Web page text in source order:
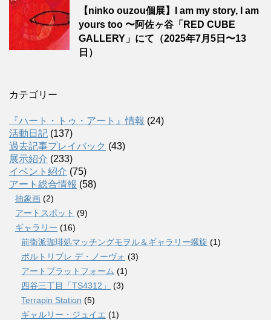
【ninko ouzou個展】I am my story, I am
yours too 〜阿佐ヶ谷「RED CUBE
GALLERY」にて（2025年7月5日〜13
日）
カテゴリー
『ハート・トゥ・アート』情報 (24)
活動日記 (137)
過去記事プレイバック (43)
展示紹介 (233)
イベント紹介 (75)
アート総合情報 (58)
抽象画 (2)
アートスポット (9)
ギャラリー (16)
前衛派珈琲処マッチングモヲル＆ギャラリー螺旋 (1)
ポルトリブレ デ・ノーヴォ (3)
アートプラットフォーム (1)
四谷三丁目「TS4312」
(3)
Terrapin Station (5)
ギャルリー・ジュイエ (1)